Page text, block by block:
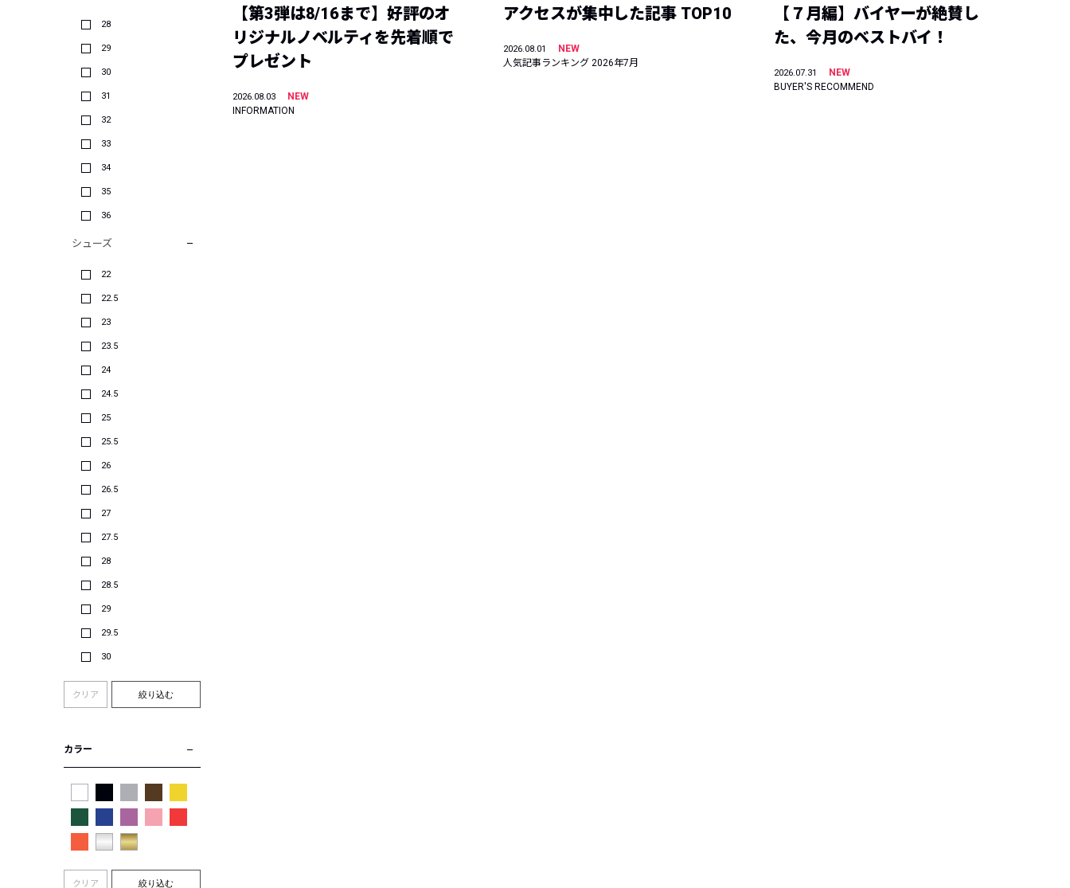
28
29
30
31
32
33
34
35
36
シューズ
22
22.5
23
23.5
24
24.5
25
25.5
26
26.5
27
27.5
28
28.5
29
29.5
30
クリア 絞り込む
カラー
クリア 絞り込む
【第3弾は8/16まで】好評のオ
リジナルノベルティを先着順で
プレゼント
2026.08.03
NEW
INFORMATION
アクセスが集中した記事 TOP10
2026.08.01
NEW
人気記事ランキング 2026年7月
【７月編】バイヤーが絶賛し
た、今月のベストバイ！
2026.07.31
NEW
BUYER'S RECOMMEND